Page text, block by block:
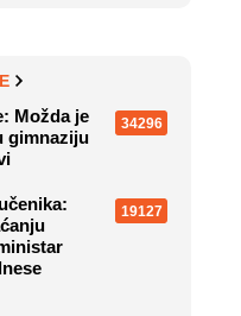
Možda je
gimnaziju
34296
19127